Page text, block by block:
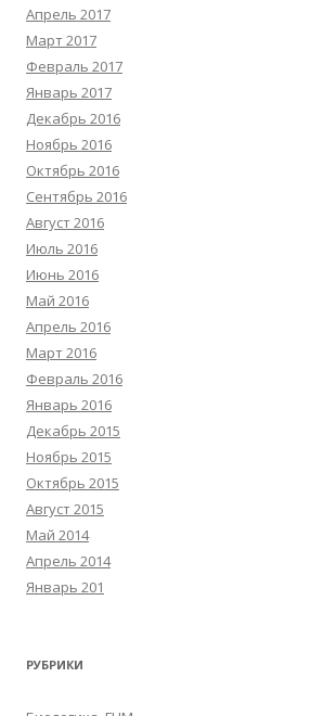
Апрель 2017
Март 2017
Февраль 2017
Январь 2017
Декабрь 2016
Ноябрь 2016
Октябрь 2016
Сентябрь 2016
Август 2016
Июль 2016
Июнь 2016
Май 2016
Апрель 2016
Март 2016
Февраль 2016
Январь 2016
Декабрь 2015
Ноябрь 2015
Октябрь 2015
Август 2015
Май 2014
Апрель 2014
Январь 201
РУБРИКИ